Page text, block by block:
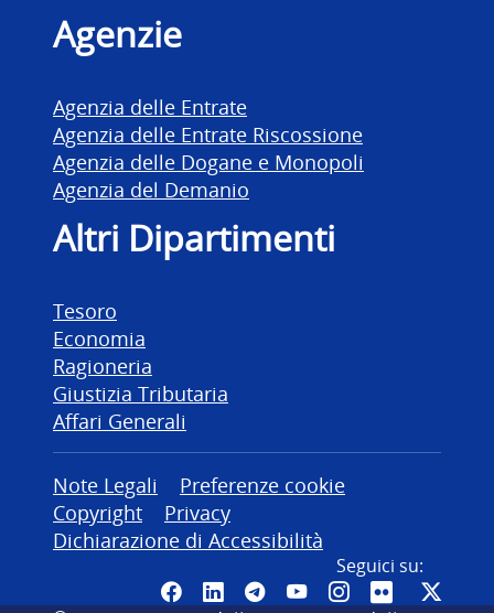
Agenzie
Agenzia delle Entrate
Agenzia delle Entrate Riscossione
Agenzia delle Dogane e Monopoli
Agenzia del Demanio
Altri Dipartimenti
Tesoro
Economia
Ragioneria
Giustizia Tributaria
Affari Generali
Altre informazioni
Note Legali
Preferenze cookie
Copyright
Privacy
Dichiarazione di Accessibilità
Seguici su:
Pagina Facebook del MEF -
Canale LinkedIn del MEF
Canale Telegram del
Canale YouTube del
CanaleCanale